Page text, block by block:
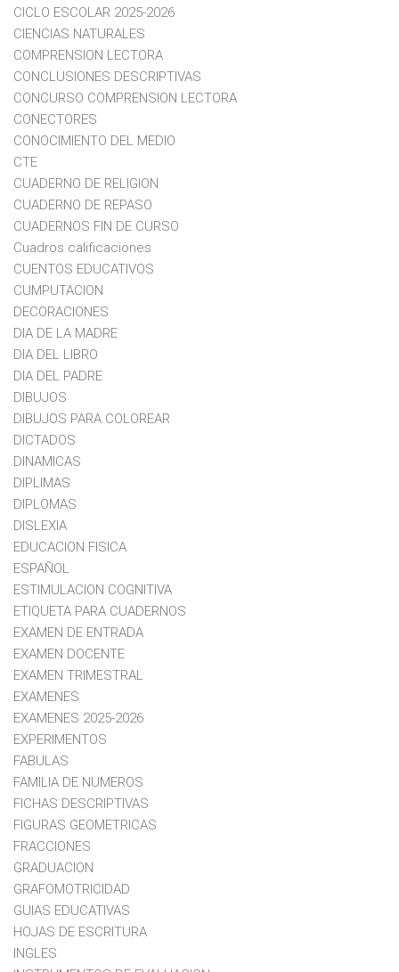
CICLO ESCOLAR 2025-2026
CIENCIAS NATURALES
COMPRENSION LECTORA
CONCLUSIONES DESCRIPTIVAS
CONCURSO COMPRENSION LECTORA
CONECTORES
CONOCIMIENTO DEL MEDIO
CTE
CUADERNO DE RELIGION
CUADERNO DE REPASO
CUADERNOS FIN DE CURSO
Cuadros calificaciones
CUENTOS EDUCATIVOS
CUMPUTACION
DECORACIONES
DIA DE LA MADRE
DIA DEL LIBRO
DIA DEL PADRE
DIBUJOS
DIBUJOS PARA COLOREAR
DICTADOS
DINAMICAS
DIPLIMAS
DIPLOMAS
DISLEXIA
EDUCACION FISICA
ESPAÑOL
ESTIMULACION COGNITIVA
ETIQUETA PARA CUADERNOS
EXAMEN DE ENTRADA
EXAMEN DOCENTE
EXAMEN TRIMESTRAL
EXAMENES
EXAMENES 2025-2026
EXPERIMENTOS
FABULAS
FAMILIA DE NUMEROS
FICHAS DESCRIPTIVAS
FIGURAS GEOMETRICAS
FRACCIONES
GRADUACION
GRAFOMOTRICIDAD
GUIAS EDUCATIVAS
HOJAS DE ESCRITURA
INGLES